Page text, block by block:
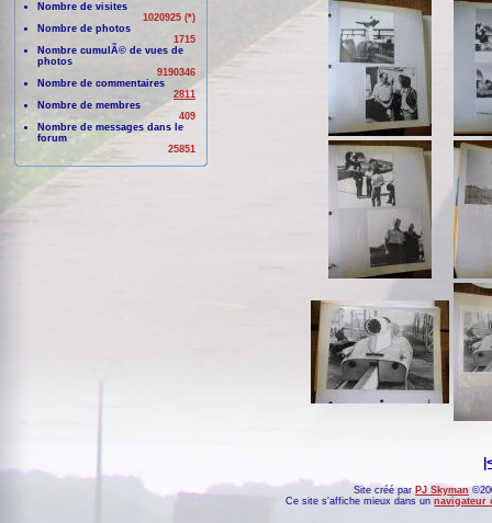
Nombre de visites
1020925 (*)
Nombre de photos
1715
Nombre cumulÃ© de vues de
photos
9190346
Nombre de commentaires
2811
Nombre de membres
409
Nombre de messages dans le
forum
25851
Site créé par PJ Skyman
Ce site s'affiche mieux dans unnavigateur